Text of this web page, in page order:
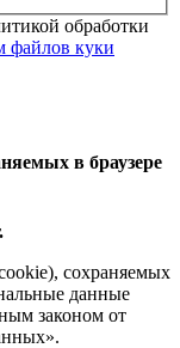
обработки
файлов куки
в браузере
сохраняемых
данные
законом от